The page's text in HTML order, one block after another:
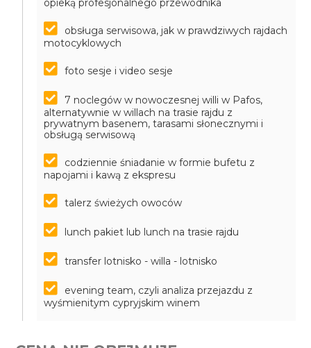
obsługa serwisowa, jak w prawdziwych rajdach
motocyklowych
foto sesje i video sesje
7 noclegów w nowoczesnej willi w Pafos,
alternatywnie w willach na trasie rajdu z
prywatnym basenem, tarasami słonecznymi i
obsługą serwisową
codziennie śniadanie w formie bufetu z
napojami i kawą z ekspresu
talerz świeżych owoców
lunch pakiet lub lunch na trasie rajdu
transfer lotnisko - willa - lotnisko
evening team, czyli analiza przejazdu z
wyśmienitym cypryjskim winem